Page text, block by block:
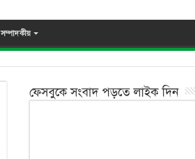
সম্পাদকীয়
ফেসবুকে সংবাদ পড়তে লাইক দিন